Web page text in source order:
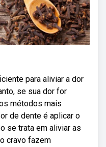
para aliviar a dor
se sua dor for
métodos mais
de dente é aplicar o
se trata em aliviar as
cravo fazem